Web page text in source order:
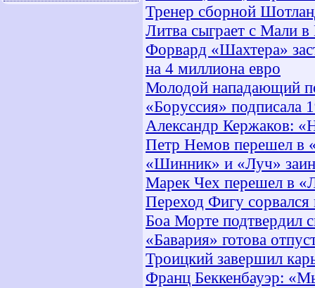
Тренер сборной
Литва сыграет с Мали
Форвард «Шахтера»
на 4 миллиона евро
Молодой нападающий
«Боруссия» подписала
Александр Кержаков:
Петр Немов перешел в
«Шинник» и «Луч»
Марек Чех перешел в
Переход Фигу сорвался
Боа Морте подтвердил
«Бавария» готова
Троицкий завершил
Франц Беккенбауэр: